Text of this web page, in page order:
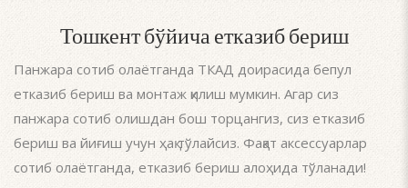
Тошкент бўйича етказиб бериш
Панжара сотиб олаётганда ТКАД доирасида бепул
етказиб бериш ва монтаж қилиш мумкин. Агар сиз
панжара сотиб олишдан бош торцангиз, сиз етказиб
бериш ва йиғиш учун ҳақ тўлайсиз. Фақат аксессуарлар
сотиб олаётганда, етказиб бериш алоҳида тўланади!